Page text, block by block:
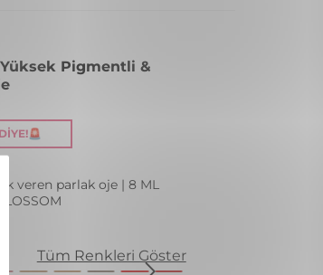
Pigmentli &
veren parlak oje | 8 ML
Tüm Renkleri Göster